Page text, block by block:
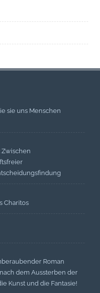
sie uns Menschen
Charitos
Roman
dem Aussterben der
Kunst und die Fantasie!